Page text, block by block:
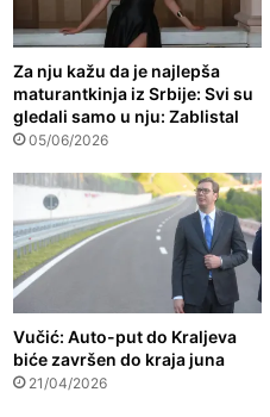
Za nju kažu da je najlepša
maturantkinja iz Srbije: Svi su
gledali samo u nju: Zablistal
05/06/2026
Vučić: Auto-put do Kraljeva
biće završen do kraja juna
21/04/2026